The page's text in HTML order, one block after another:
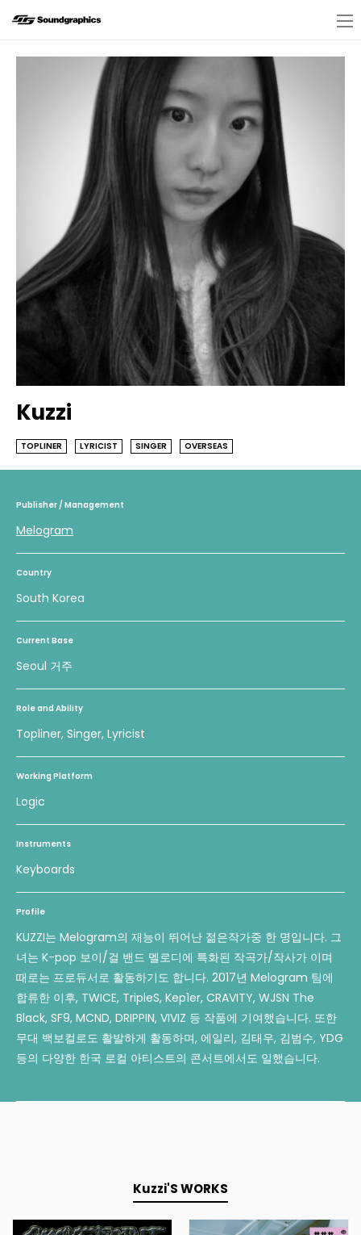
Kuzzi
TOPLINER LYRICIST SINGER OVERSEAS
Publisher / Management
Melogram
Country
South Korea
Current Base
Seoul 거주
Role and Ability
Topliner, Singer, Lyricist
Working Platform
Logic
Instruments
Keyboards
Profile
KUZZI는 Melogram의 재능이 뛰어난 젊은작가중 한 명입니다. 그
녀는 K-pop 보이/걸 밴드 멜로디에 특화된 작곡가/작사가 이며
때로는 프로듀서로 활동하기도 합니다. 2017년 Melogram 팀에
합류한 이후, TWICE, TripleS, Kep1er, CRAVITY, WJSN The
Black, SF9, MCND, DRIPPIN, VIVIZ 등 작품에 기여했습니다. 또한
무대 백보컬로도 활발하게 활동하며, 에일리, 김태우, 김범수, YDG
등의 다양한 한국 로컬 아티스트의 콘서트에서도 일했습니다.
Kuzzi'S WORKS